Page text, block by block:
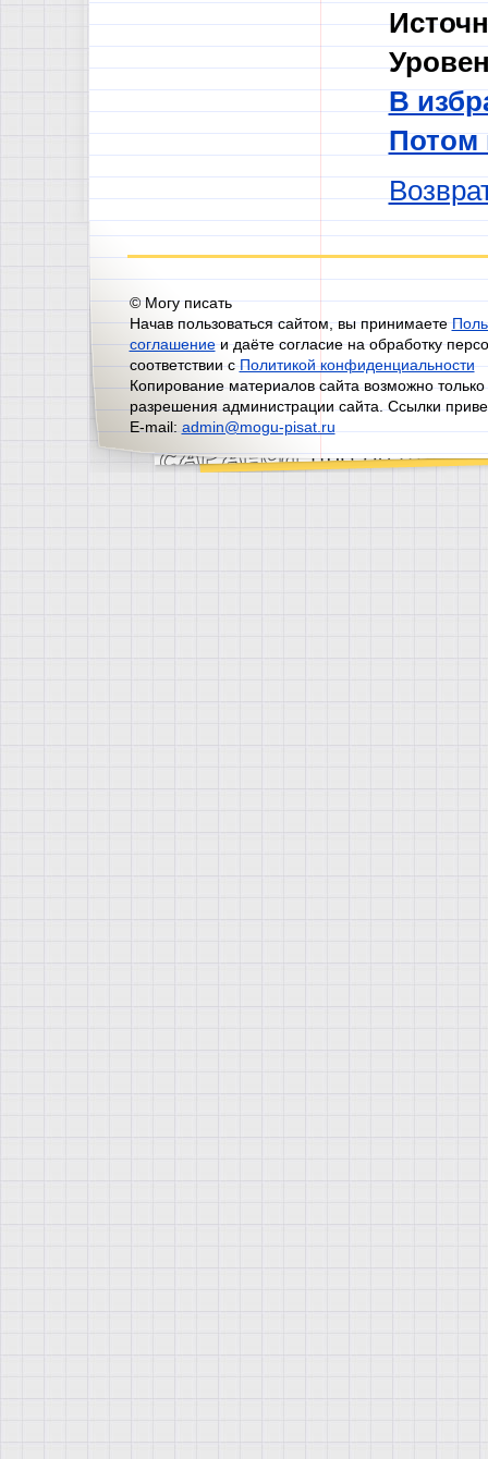
В
Потом
© Могу писать
Начав пользоваться сайтом, вы принимаете
соглашениеи даёте согласие на обработку
соответствии сПолитикой конфиденциальности
Копирование материалов сайта возможно
разрешения администрации сайта. Ссылки
E-mail: admin@mogu-pisat.ru